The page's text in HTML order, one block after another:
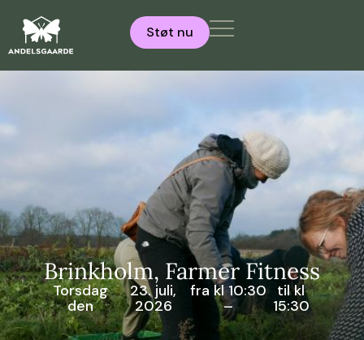
Støt nu
Brinkholm, Farmer Fitness
Torsdag
den
23. juli,
2026
fra kl 10:30
–
til kl
15:30